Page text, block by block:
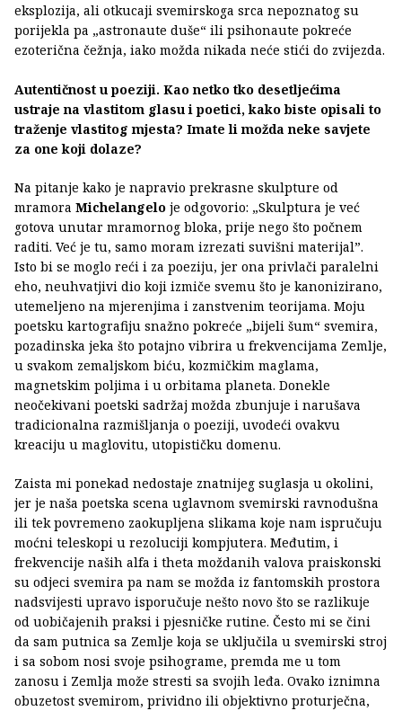
eksplozija, ali otkucaji svemirskoga srca nepoznatog su
porijekla pa „astronaute duše“ ili psihonaute pokreće
ezoterična čežnja, iako možda nikada neće stići do zvijezda.
Autentičnost u poeziji. Kao netko tko desetljećima
ustraje na vlastitom glasu i poetici, kako biste opisali to
traženje vlastitog mjesta? Imate li možda neke savjete
za one koji dolaze?
Na pitanje kako je napravio prekrasne skulpture od
mramora Michelangelo je odgovorio: „Skulptura je već
gotova unutar mramornog bloka, prije nego što počnem
raditi. Već je tu, samo moram izrezati suvišni materijal”.
Isto bi se moglo reći i za poeziju, jer ona privlači paralelni
eho, neuhvatjivi dio koji izmiče svemu što je kanonizirano,
utemeljeno na mjerenjima i zanstvenim teorijama. Moju
poetsku kartografiju snažno pokreće „bijeli šum“ svemira,
pozadinska jeka što potajno vibrira u frekvencijama Zemlje,
u svakom zemaljskom biću, kozmičkim maglama,
magnetskim poljima i u orbitama planeta. Donekle
neočekivani poetski sadržaj možda zbunjuje i narušava
tradicionalna razmišljanja o poeziji, uvodeći ovakvu
kreaciju u maglovitu, utopističku domenu.
Zaista mi ponekad nedostaje znatnijeg suglasja u okolini,
jer je naša poetska scena uglavnom svemirski ravnodušna
ili tek povremeno zaokupljena slikama koje nam ispručuju
moćni teleskopi u rezoluciji kompjutera. Međutim, i
frekvencije naših alfa i theta moždanih valova praiskonski
su odjeci svemira pa nam se možda iz fantomskih prostora
nadsvijesti upravo isporučuje nešto novo što se razlikuje
od uobičajenih praksi i pjesničke rutine. Često mi se čini
da sam putnica sa Zemlje koja se uključila u svemirski stroj
i sa sobom nosi svoje psihograme, premda me u tom
zanosu i Zemlja može stresti sa svojih leđa. Ovako iznimna
obuzetost svemirom, prividno ili objektivno proturječna,